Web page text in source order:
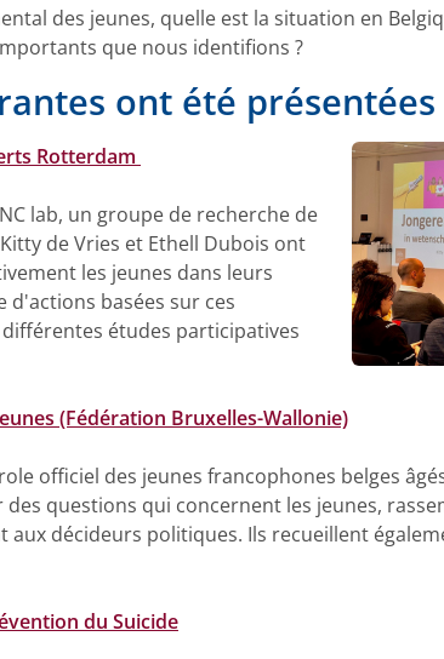
des jeunes, quelle est la situation en
que nous identifions ?
ont été présentées
Rotterdam
lab, un groupe de recherche de
de Vries et Ethell Dubois ont
les jeunes dans leurs
basées sur ces
études participatives
(Fédération Bruxelles-Wallonie)
officiel des jeunes francophones belges
questions qui concernent les jeunes,
aux décideurs politiques. Ils recueillent
du Suicide